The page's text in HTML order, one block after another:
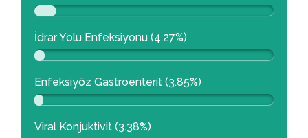
İdrar Yolu Enfeksiyonu (4.27%)
Enfeksiyöz Gastroenterit (3.85%)
Viral Konjuktivit (3.38%)